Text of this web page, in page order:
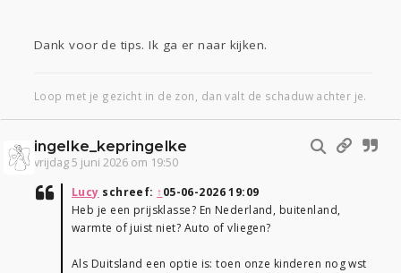
Dank voor de tips. Ik ga er naar kijken.
Loop met je gezicht in de zon, dan valt de schaduw achter je.
ingelke_kepringelke
vrijdag 5 juni 2026 om 19:50
Lucy schreef: ↑05-06-2026 19:09
Heb je een prijsklasse? En Nederland, buitenland,
warmte of juist niet? Auto of vliegen?
Als Duitsland een optie is: toen onze kinderen nog wst